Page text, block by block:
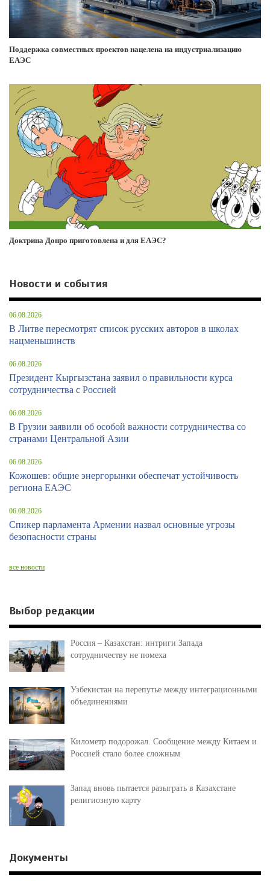
Поддержка совместных проектов нацелена на индустриализацию
ЕАЭС
Доктрина Донро приготовлена и для ЕАЭС?
Новости и события
06.08.2026
В Литве пересмотрят список русских авторов в школах
нацменьшинств
06.08.2026
Президент Кыргызстана заявил о правильности курса
сотрудничества с Россией
06.08.2026
В Грузии заявили об особой важности сотрудничества со
странами Центральной Азии
06.08.2026
Кожошев: общие энергорынки обеспечат устойчивость
региона ЕАЭС
06.08.2026
Спикер парламента Армении назвал основные угрозы
безопасности страны
все новости
Выбор редакции
Россия – Казахстан: интриги Запада
сотрудничеству не помеха
Узбекистан на перепутье между интеграционными
объединениями
Километр подорожал. Сообщение между Китаем и
Россией стало более сложным
Запад вновь пытается разыграть в Казахстане
религиозную карту
Документы